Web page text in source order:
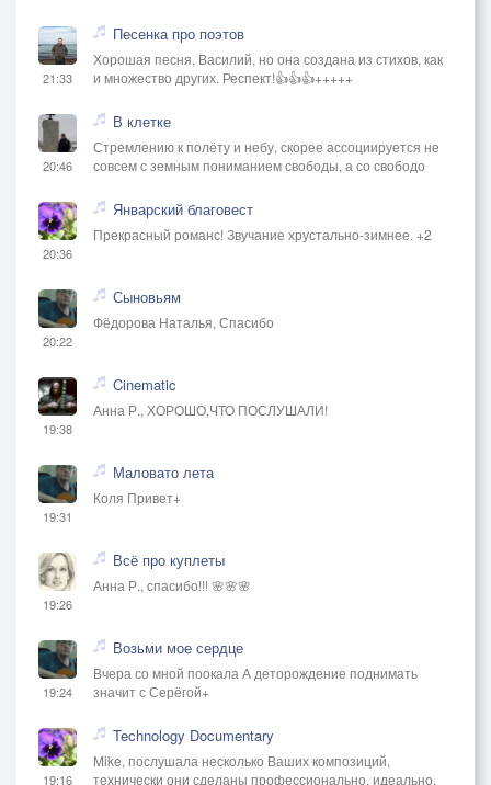
21:33
Песенка про поэтов
Хорошая песня, Василий, но она создана из стихов, как
и множество других. Респект!👍👍👍+++++
20:46
В клетке
Стремлению к полёту и небу, скорее ассоциируется не
совсем с земным пониманием свободы, а со свободо
20:36
Январский благовест
Прекрасный романс! Звучание хрустально-зимнее. +2
20:22
Сыновьям
Фёдорова Наталья, Спасибо
19:38
Cinematic
Анна Р., ХОРОШО,ЧТО ПОСЛУШАЛИ!
19:31
Маловато лета
Коля Привет+
19:26
Всё про куплеты
Анна Р., спасибо!!! 🌸🌸🌸
19:24
Возьми мое сердце
Вчера со мной поокала А деторождение поднимать
значит с Серёгой+
19:16
Technology Documentary
Mike, послушала несколько Ваших композиций,
технически они сделаны профессионально, идеально,